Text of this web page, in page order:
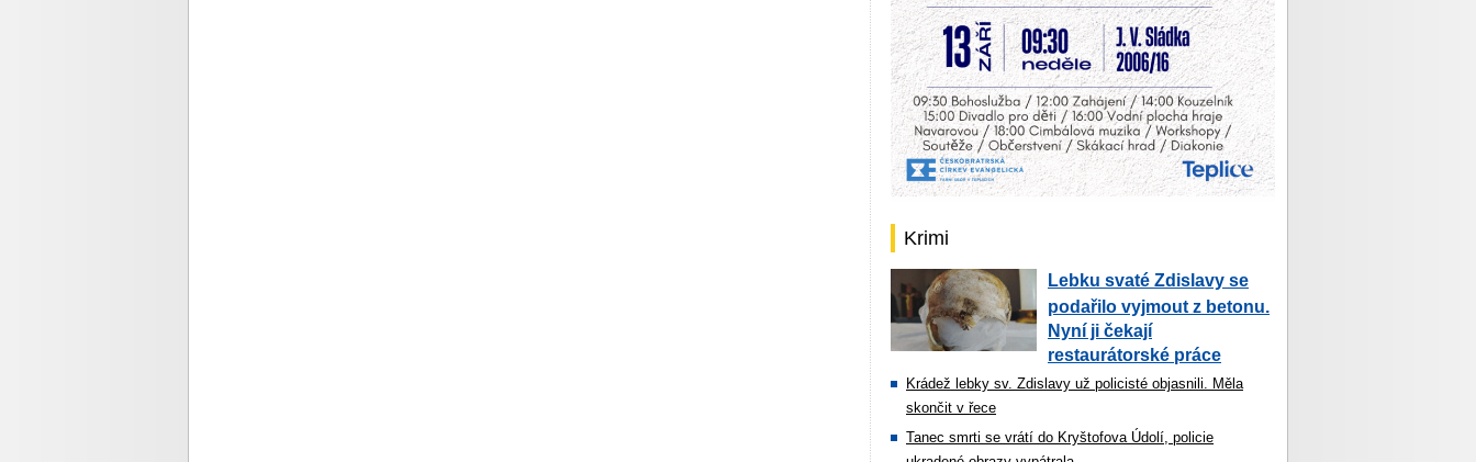
Krimi
Lebku svaté Zdislavy se
podařilo vyjmout z betonu.
Nyní ji čekají
restaurátorské práce
Krádež lebky sv. Zdislavy už policisté objasnili. Měla
skončit v řece
Tanec smrti se vrátí do Kryštofova Údolí, policie